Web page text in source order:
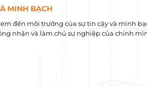
MINH BẠCH
đến môi trường của sự tin cậy và minh
nhận và làm chủ sự nghiệp của chính